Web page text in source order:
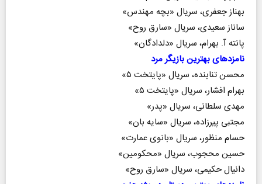
بهناز جعفری، سریال «بچه مهندس»
ساناز سعیدی، سریال «سارق روح»
پانته آ. بهرام، سریال «دلدادگان»
نامزد‌های بهترین بازیگر مرد
محسن تنابنده، سریال «پایتخت ۵»
بهرام افشار، سریال «پایتخت ۵»
مهدی سلطانی، سریال «پدر»
مجتبی پیرزاده، سریال «سایه بان»
حسام منظور، سریال «بانوی عمارت»
حسین محجوب، سریال «محکومین»
دانیال حکیمی، سریال «سارق روح»